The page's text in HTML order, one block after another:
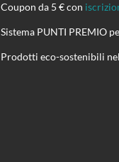
Coupon da 5 € con
Sistema PUNTI PREMIO
Prodotti eco-sostenibili